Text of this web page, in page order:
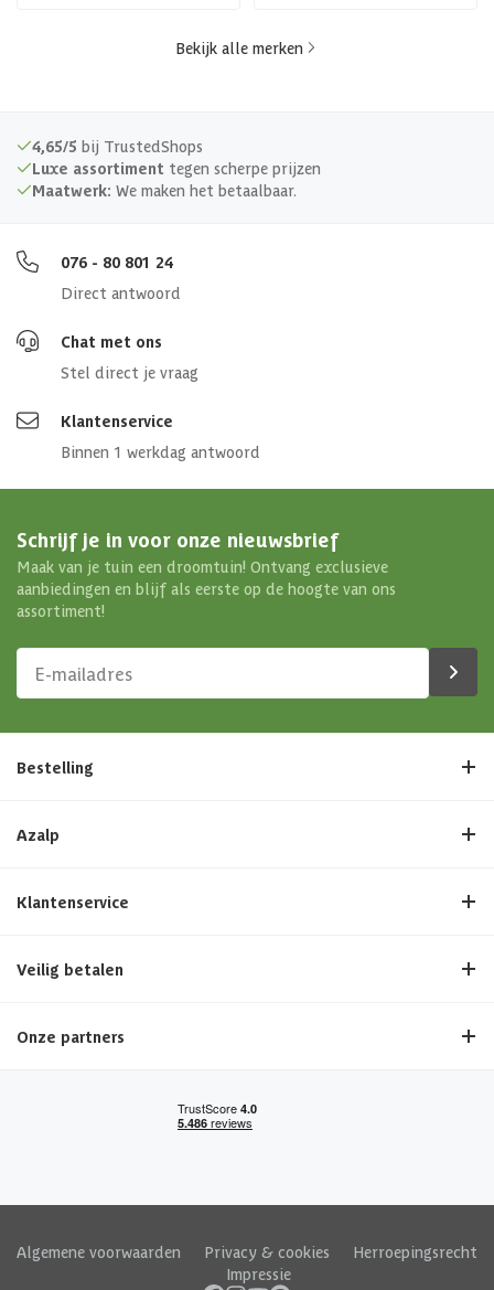
Bekijk alle merken
4,65/5 bij TrustedShops
Luxe assortiment tegen scherpe prijzen
Maatwerk: We maken het betaalbaar.
076 - 80 801 24
Direct antwoord
Chat met ons
Stel direct je vraag
Klantenservice
Binnen 1 werkdag antwoord
Schrijf je in voor onze nieuwsbrief
Maak van je tuin een droomtuin! Ontvang exclusieve
aanbiedingen en blijf als eerste op de hoogte van ons
assortiment!
Bestelling
Azalp
Klantenservice
Veilig betalen
Onze partners
Algemene voorwaarden Privacy & cookies
Herroepingsrecht
Impressie